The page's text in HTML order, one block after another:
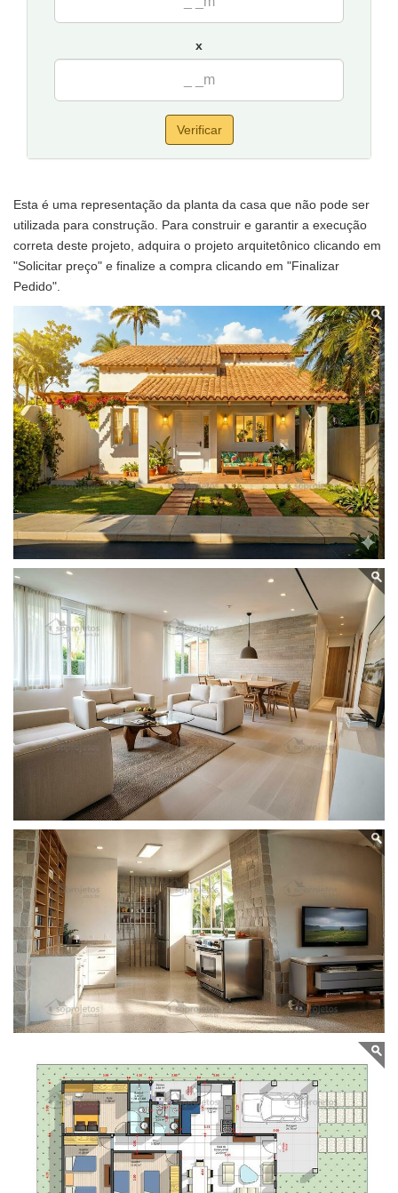
x
Verificar
Esta é uma representação da planta da casa que não pode ser
utilizada para construção. Para construir e garantir a execução
correta deste projeto, adquira o projeto arquitetônico clicando em
"Solicitar preço" e finalize a compra clicando em "Finalizar
Pedido".